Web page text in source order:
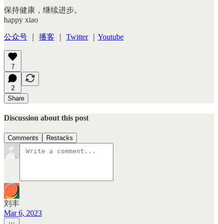
保持健康，继续进步。
happy xiao
公众号 播客 Twitter｜ Youtube
7
2
Share
Discussion about this post
Comments Restacks
刘丰
Mar 6, 2023